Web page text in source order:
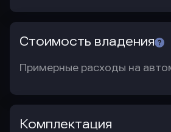
Стоимость владения
Примерные расходы на
Комплектация